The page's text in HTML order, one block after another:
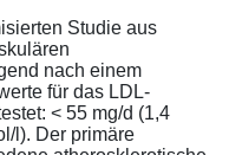
Studie aus
nach einem
für das LDL-
< 55 mg/d (1,4
l). Der primäre